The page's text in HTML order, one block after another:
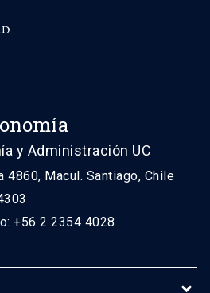
y Administración UC
4860, Macul. Santiago, Chile
+56 2 2354 4028